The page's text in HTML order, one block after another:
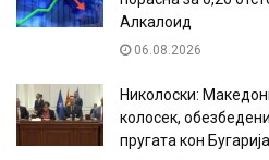
Алкалоид
06.08.2026
Николоски:
колосек,
пругата кон Бугарија